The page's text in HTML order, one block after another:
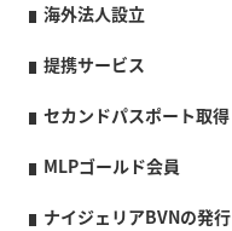
海外法人設立
提携サービス
セカンドパスポート取得
MLPゴールド会員
ナイジェリアBVNの発行